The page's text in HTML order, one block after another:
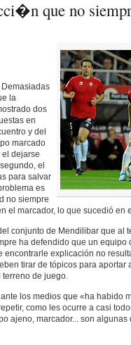
que no
la
dos
en
y del
marcado
dejarse
el
para salvar
es
no siempre
el marcador, lo que sucedió en
conjunto de Mendilibar que al
ha defendido que un equipo
encontrarle explicación no
tirar de tópicos para aportar
de juego.
los medios que «ha habido
como les ocurre a casi
ajeno, marcador... son